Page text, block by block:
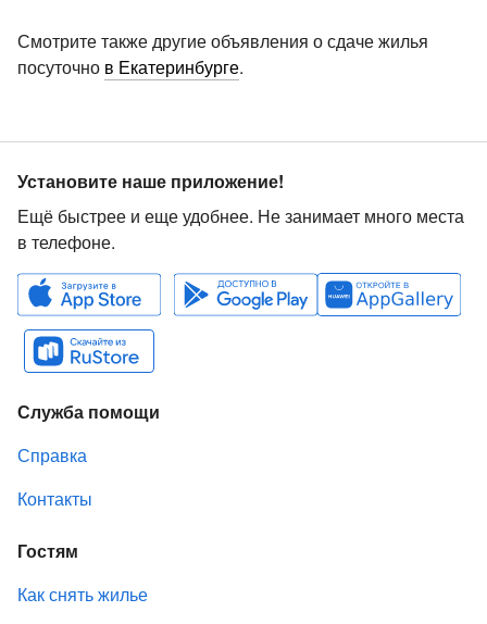
Смотрите также другие объявления о сдаче жилья
посуточно в Екатеринбурге.
Установите наше приложение!
Ещё быстрее и еще удобнее. Не занимает много места
в телефоне.
Служба помощи
Справка
Контакты
Гостям
Как снять жилье